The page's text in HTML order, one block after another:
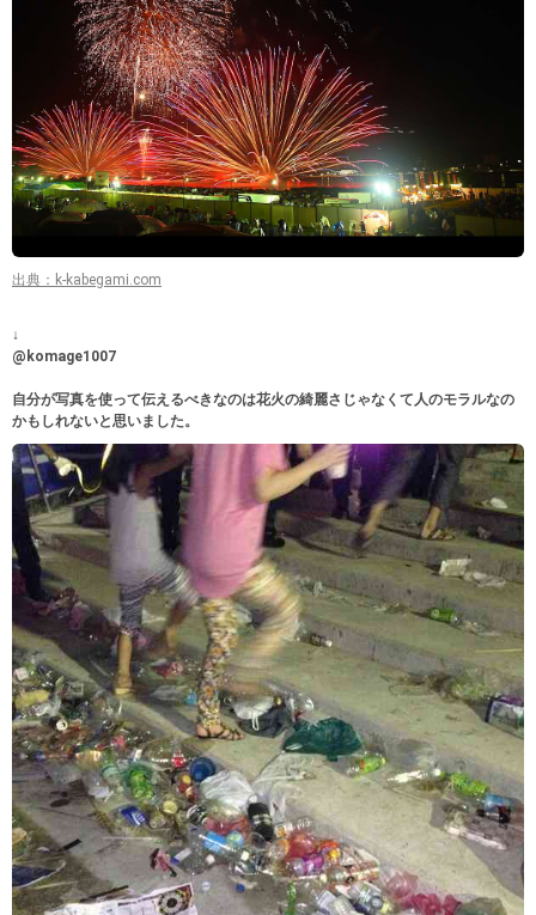
出典：k-kabegami.com
↓
@komage1007
自分が写真を使って伝えるべきなのは花火の綺麗さじゃなくて人のモラルなの
かもしれないと思いました。